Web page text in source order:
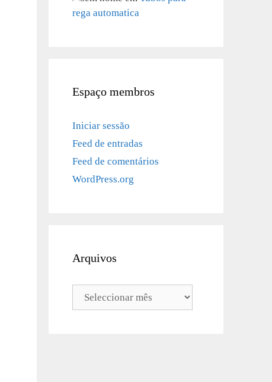
rega automatica
Espaço membros
Iniciar sessão
Feed de entradas
Feed de comentários
WordPress.org
Arquivos
Arquivos